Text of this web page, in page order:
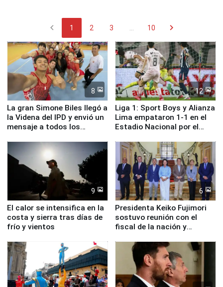
chevron_left 1 2 3 10 chevron_right
8
La gran Simone Biles llegó a
la Videna del IPD y envió un
mensaje a todos los
12
Liga 1: Sport Boys y Alianza
Lima empataron 1-1 en el
Estadio Nacional por el
9
El calor se intensifica en la
costa y sierra tras días de
frío y vientos
6
Presidenta Keiko Fujimori
sostuvo reunión con el
fiscal de la nación y